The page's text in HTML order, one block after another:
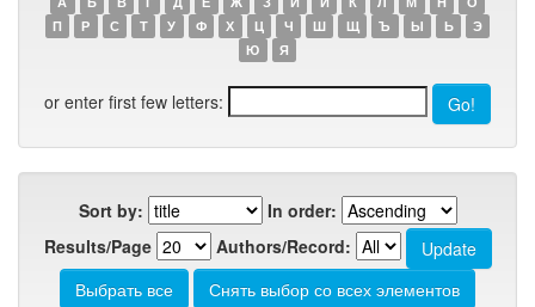
П
Р С Т У Ф Х Ц Ч Ш Щ Ъ Ы Ь
Э
Ю
Я
or enter first few letters:
Sort by:
In order:
Results/Page
Authors/Record: